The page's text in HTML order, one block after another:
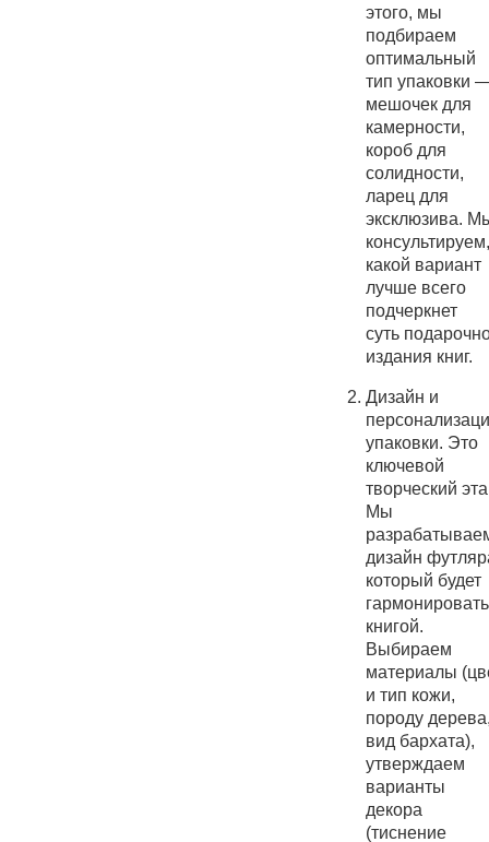
этого, мы
подбираем
оптимальный
тип упаковки
мешочек для
камерности,
короб для
солидности,
ларец для
эксклюзива.
консультируем,
какой вариант
лучше всего
подчеркнет
суть
издания книг.
Дизайн и
упаковки. Это
ключевой
творческий
Мы
дизайн
который будет
книгой.
Выбираем
материалы
и тип кожи,
породу
вид бархата),
утверждаем
варианты
декора
(тиснение